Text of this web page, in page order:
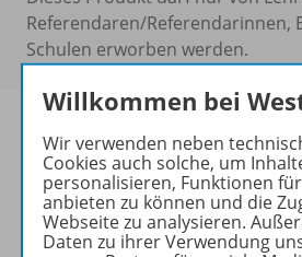
Referendaren/Referendarinnen,
Schulen erworben werden.
Produktinformationen
Willkommen bei
Wir verwenden neben
Cookies auch solche, um
personalisieren, Funktionen
anbieten zu können und die
Webseite zu analysieren.
Daten zu ihrer Verwendung